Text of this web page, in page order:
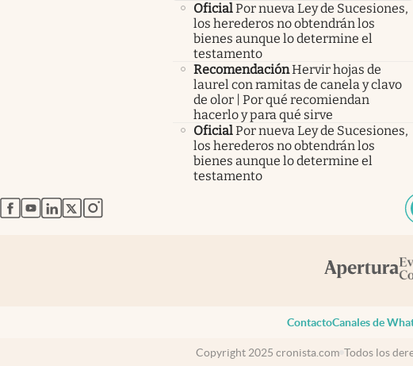
OficialPor nueva Ley de Sucesiones,
los herederos no obtendrán los
bienes aunque lo determine el
testamento
RecomendaciónHervir hojas de
laurel con ramitas de canela y clavo
de olor | Por qué recomiendan
hacerlo y para qué sirve
OficialPor nueva Ley de Sucesiones,
los herederos no obtendrán los
bienes aunque lo determine el
testamento
abre en nueva pestaña
abre en nueva pestaña
abre en nueva pestaña
abre en nueva pestaña
abre en nueva pestaña
ContactoCanales de
Copyright 2025 cronista.com Todos los